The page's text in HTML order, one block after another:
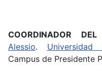
COORDINADOR DEL
Alessio. Universidad
Campus de Presidente